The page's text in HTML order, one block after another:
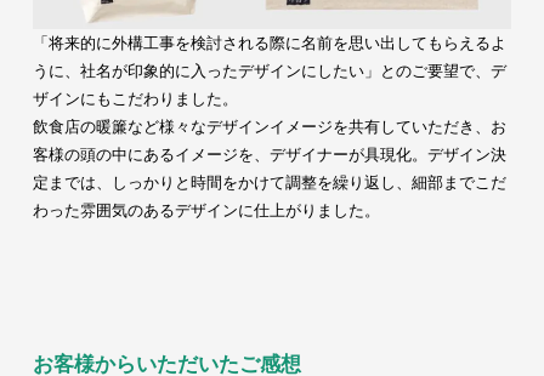
「将来的に外構工事を検討される際に名前を思い出してもらえるよ
うに、社名が印象的に入ったデザインにしたい」とのご要望で、デ
ザインにもこだわりました。
飲食店の暖簾など様々なデザインイメージを共有していただき、お
客様の頭の中にあるイメージを、デザイナーが具現化。デザイン決
定までは、しっかりと時間をかけて調整を繰り返し、細部までこだ
わった雰囲気のあるデザインに仕上がりました。
お客様からいただいたご感想